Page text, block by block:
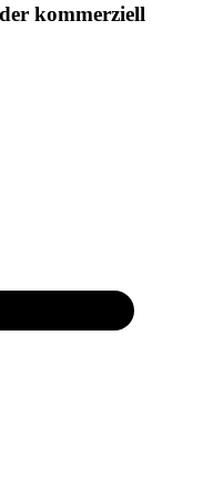
kommerziell